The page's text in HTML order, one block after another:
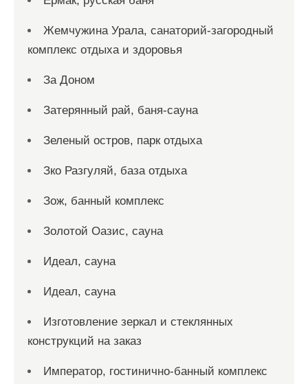
Жемчужина Урала, санаторий-загородный
комплекс отдыха и здоровья
За Доном
Затерянный рай, баня-сауна
Зеленый остров, парк отдыха
Зко Разгуляй, база отдыха
Зож, банный комплекс
Золотой Оазис, сауна
Идеал, сауна
Идеал, сауна
Изготовление зеркал и стеклянных
конструкций на заказ
Император, гостинично-банный комплекс